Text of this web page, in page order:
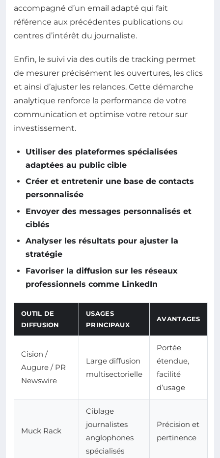
accompagné d’un email adapté qui fait
référence aux précédentes publications ou
centres d’intérêt du journaliste.
Enfin, le suivi via des outils de tracking permet
de mesurer précisément les ouvertures, les clics
et ainsi d’ajuster les relances. Cette démarche
analytique renforce la performance de votre
communication et optimise votre retour sur
investissement.
Utiliser des plateformes spécialisées
adaptées au public cible
Créer et entretenir une base de contacts
personnalisée
Envoyer des messages personnalisés et
ciblés
Analyser les résultats pour ajuster la
stratégie
Favoriser la diffusion sur les réseaux
professionnels comme LinkedIn
OUTIL DE
DIFFUSION
USAGES
PRINCIPAUX
AVANTAGES
Cision /
Augure / PR
Newswire
Large diffusion
multisectorielle
Portée
étendue,
facilité
d’usage
Muck Rack
Ciblage
journalistes
anglophones
spécialisés
Précision et
pertinence